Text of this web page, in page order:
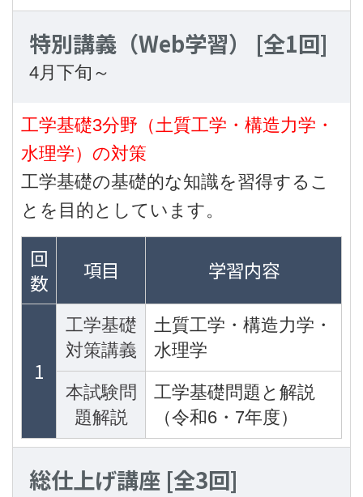
特別講義（Web学習） [全1回]
4月下旬～
工学基礎3分野（土質工学・構造力学・
水理学）の対策
工学基礎の基礎的な知識を習得するこ
とを目的としています。
回
数
項目 学習内容
1
工学基礎
対策講義
土質工学・構造力学・
水理学
本試験問
題解説
工学基礎問題と解説
（令和6・7年度）
総仕上げ講座 [全3回]